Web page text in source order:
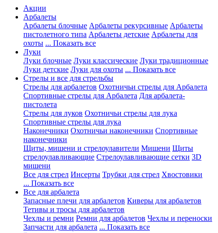
Акции
Арбалеты
Арбалеты блочные Арбалеты рекурсивные Арбалеты
пистолетного типа Арбалеты детские Арбалеты для
охоты ... Показать все
Луки
Луки блочные Луки классические Луки традиционные
Луки детские Луки для охоты ... Показать все
Стрелы и все для стрельбы
Стрелы для арбалетов Охотничьи стрелы для Арбалета
Спортивные стрелы для Арбалета Для арбалета-
пистолета
Стрелы для луков Охотничьи стрелы для лука
Спортивные стрелы для лука
Наконечники Охотничьи наконечники Спортивные
наконечники
Щиты, мишени и стрелоулавители Мишени Щиты
стрелоулавливающие Стрелоулавливающие сетки 3D
мишени
Все для стрел Инсерты Трубки для стрел Хвостовики
... Показать все
Все для арбалета
Запасные плечи для арбалетов Киверы для арбалетов
Тетивы и тросы для арбалетов
Чехлы и ремни Ремни для арбалетов Чехлы и переноски
Запчасти для арбалета ... Показать все